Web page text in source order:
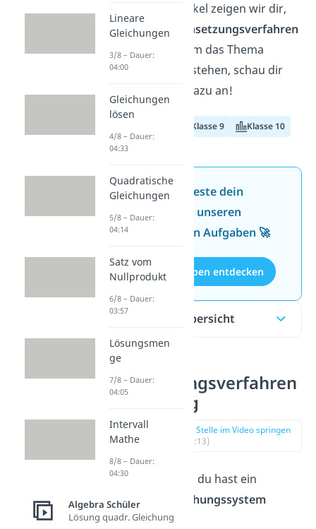
In diesem Artikel zeigen wir dir,
wie du das
Einsetzungsverfahren
anwendest. Um das Thema
schnell zu verstehen, schau dir
dazu an!
Klasse 9 Klasse 10
Jetzt neu: Teste dein
Wissen mit unseren
kostenlosen Aufgaben 🚀
Aufgaben entdecken
Inhaltsübersicht
Einsetzungsverfahren
Anleitung
zur Stelle im Video springen
(00:13)
Angenommen du hast ein
lineares Gleichungssystem
gegeben
Lineare
Gleichungen
3/8 – Dauer:
04:00
Gleichungen
lösen
4/8 – Dauer:
04:33
Quadratische
Gleichungen
5/8 – Dauer:
04:14
Satz vom
Nullprodukt
6/8 – Dauer:
03:57
Lösungsmen
ge
7/8 – Dauer:
04:05
Intervall
Mathe
8/8 – Dauer:
04:30
Algebra Schüler
Lösung quadr. Gleichung